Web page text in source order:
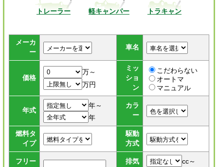
トレーラー 軽キャンパー トラキャン
メーカ
ー
車名
価格
万～
万円
ミッ
ショ
ン
こだわらない
オートマ
マニュアル
年式
年～
年
カラ
ー
燃料タ
イプ
駆動
方式
フリー
排気
cc～